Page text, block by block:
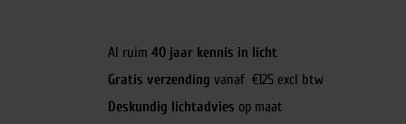
Al ruim 40 jaar kennis in licht
Gratis verzending vanaf €125 excl btw
Deskundig lichtadvies op maat